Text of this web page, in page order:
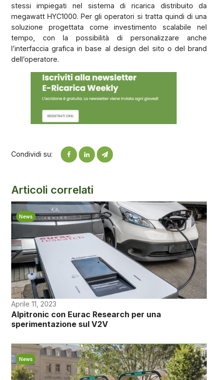
stessi impiegati nel sistema di ricarica distribuito da
megawatt HYC1000. Per gli operatori si tratta quindi di una
soluzione progettata come investimento scalabile nel
tempo, con la possibilità di personalizzare anche
l’interfaccia grafica in base al design del sito o del brand
dell’operatore.
Condividi su:
Articoli correlati
News
Aprile 11, 2023
Alpitronic con Eurac Research per una
sperimentazione sul V2V
News